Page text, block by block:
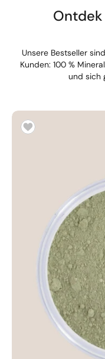
Unsere Bestseller
Kunden: 100 %
und sich